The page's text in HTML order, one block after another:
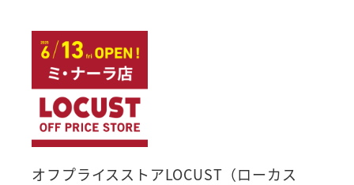
オフプライスストアLOCUST（ローカス